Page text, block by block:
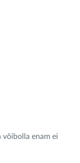
võibolla enam ei